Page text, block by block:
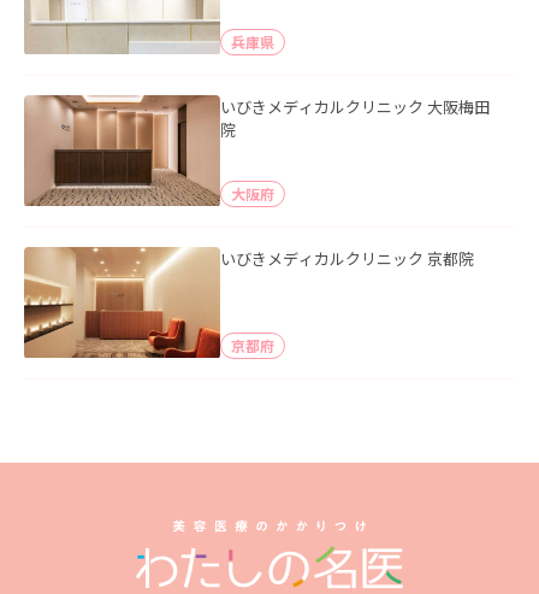
兵庫県
いびきメディカルクリニック 大阪梅田
院
大阪府
いびきメディカルクリニック 京都院
京都府